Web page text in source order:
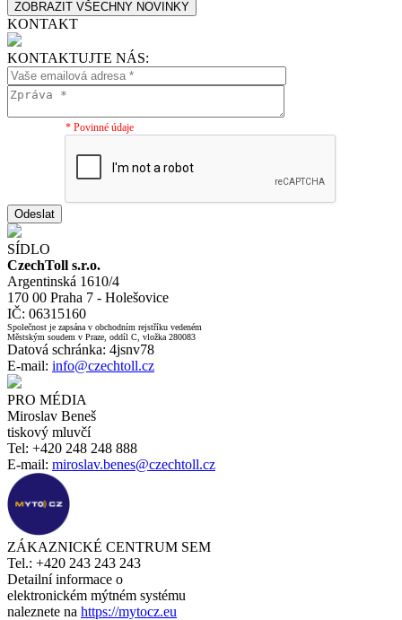
ZOBRAZIT VŠECHNY NOVINKY
KONTAKT
KONTAKTUJTE NÁS:
* Povinné údaje
Odeslat
SÍDLO
CzechToll s.r.o.
Argentinská 1610/4
170 00 Praha 7 - Holešovice
IČ: 06315160
Společnost je zapsána v obchodním rejstříku vedeném
Městským soudem v Praze, oddíl C, vložka 280083
Datová schránka: 4jsnv78
E-mail: info@czechtoll.cz
PRO MÉDIA
Miroslav Beneš
tiskový mluvčí
Tel: +420 248 248 888
E-mail: miroslav.benes@czechtoll.cz
ZÁKAZNICKÉ CENTRUM SEM
Tel.: +420 243 243 243
Detailní informace o
elektronickém mýtném systému
naleznete na https://mytocz.eu